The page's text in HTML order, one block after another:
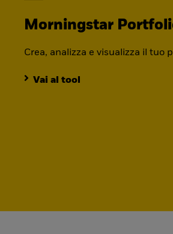
Morningstar
Crea, analizza e visualizza il tuo
Vai al tool